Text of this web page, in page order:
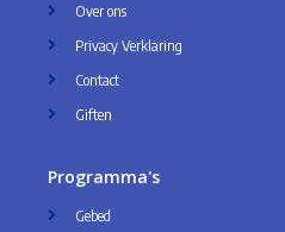
Over ons
Privacy Verklaring
Contact
Giften
Programma's
Gebed